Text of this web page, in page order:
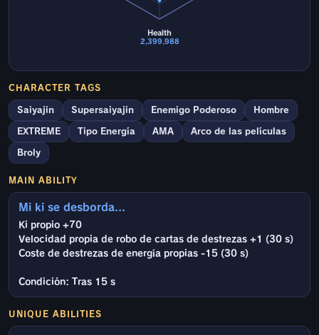
Health
2,399,988
CHARACTER TAGS
Saiyajin Supersaiyajin Enemigo Poderoso Hombre
EXTREME Tipo Energía AMA Arco de las películas
Broly
MAIN ABILITY
Mi ki se desborda...
Ki propio +70
Velocidad propia de robo de cartas de destrezas +1 (30 s)
Coste de destrezas de energía propias -15 (30 s)
Condición: Tras 15 s
UNIQUE ABILITIES